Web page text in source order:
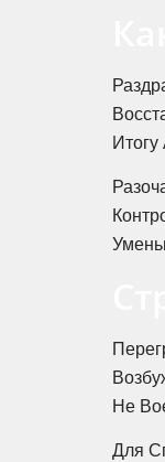
Не
Для